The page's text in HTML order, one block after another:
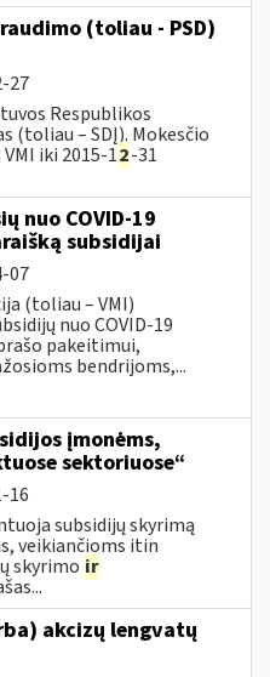
(toliau - PSD)
27
Respublikos
(toliau – SDĮ). Mokesčio
iki 2015-12-31
nuo COVID-19
subsidijai
07
(toliau – VMI)
nuo COVID-19
pakeitimui,
bendrijoms,...
įmonėms,
sektoriuose“
16
subsidijų skyrimą
veikiančioms itin
skyrimo ir
akcizų lengvatų